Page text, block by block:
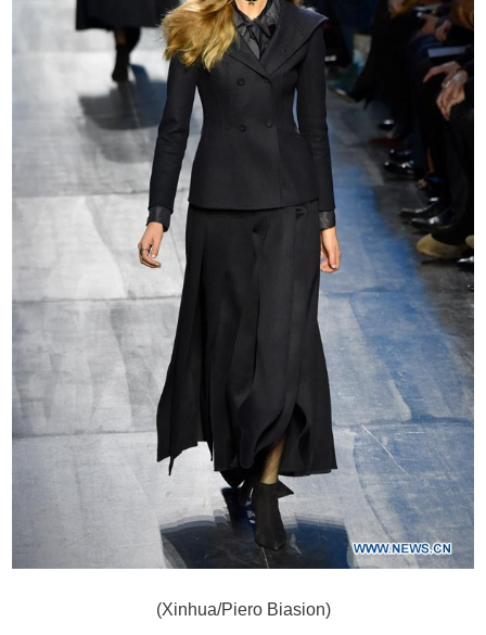
(Xinhua/Piero Biasion)